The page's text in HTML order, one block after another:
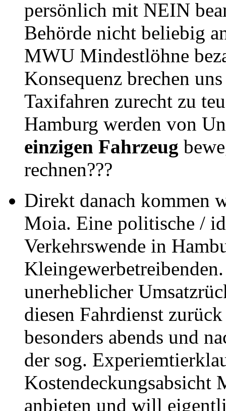
persönlich mit NEIN
Behörde nicht beliebig
MWU Mindestlöhne
Konsequenz brechen
Taxifahren zurecht zu
Hamburg werden von
einzigen Fahrzeug
rechnen???
Direkt danach kommen
Moia. Eine politische /
Verkehrswende in
unerheblicher
diesen Fahrdienst
besonders abends und
der sog.
Kostendeckungsabsicht
anbieten und will